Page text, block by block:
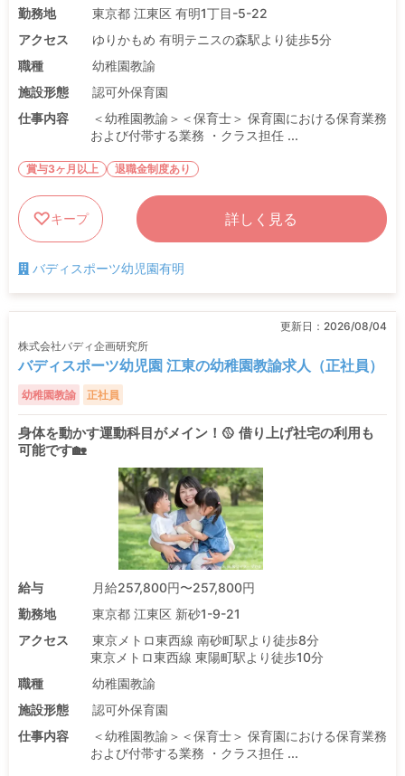
勤務地
東京都 江東区 有明1丁目-5-22
アクセス
ゆりかもめ 有明テニスの森駅より徒歩5分
職種
幼稚園教諭
施設形態
認可外保育園
仕事内容
＜幼稚園教諭＞＜保育士＞ 保育園における保育業務
および付帯する業務 ・クラス担任 ...
賞与3ヶ月以上 退職金制度あり
キープ 詳しく見る
バディスポーツ幼児園有明
更新日： 2026/08/04
株式会社バディ企画研究所
バディスポーツ幼児園 江東の幼稚園教諭求人（正社員）
幼稚園教諭 正社員
身体を動かす運動科目がメイン！🥎 借り上げ社宅の利用も
可能です🏡
給与
月給257,800円〜257,800円
勤務地
東京都 江東区 新砂1-9-21
アクセス
東京メトロ東西線 南砂町駅より徒歩8分
東京メトロ東西線 東陽町駅より徒歩10分
職種
幼稚園教諭
施設形態
認可外保育園
仕事内容
＜幼稚園教諭＞＜保育士＞ 保育園における保育業務
および付帯する業務 ・クラス担任 ...